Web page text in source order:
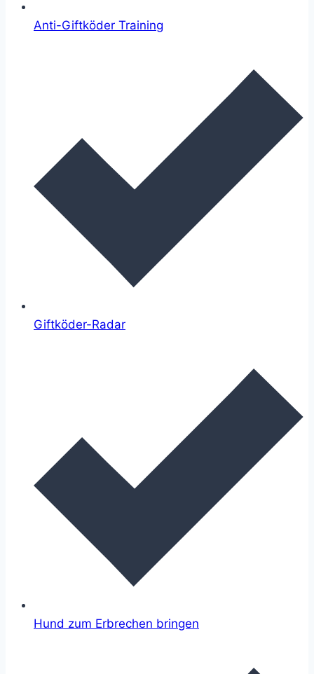
Anti-Giftköder Training
Giftköder-Radar
Hund zum Erbrechen bringen